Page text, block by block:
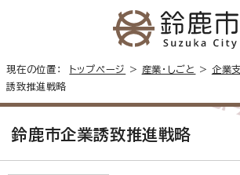
現在の位置： トップページ > 産業・しごと > 企業
誘致推進戦略
鈴鹿市企業誘致推進戦略